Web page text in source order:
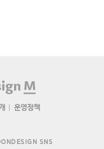
것이 우리 인문학이 최근
운영정책
SNS